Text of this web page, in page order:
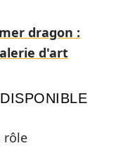
dragon :
d'art
rôle